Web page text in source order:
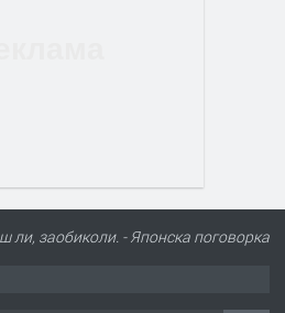
ли, заобиколи. - Японска поговорка